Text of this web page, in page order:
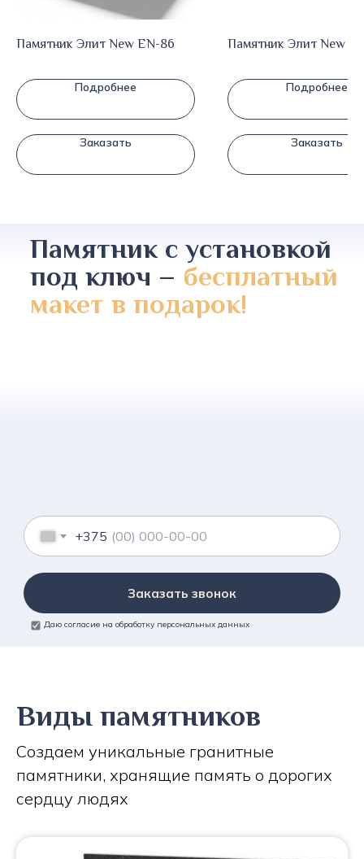
Памятник Элит New EN-86
Подробнее
Заказать
Памятник Элит New
Подробнее
Заказать
Памятник с установкой
под ключ – бесплатный
макет в подарок!
+375
Заказать звонок
Даю согласие на обработку персональных данных
Виды памятников
Создаем уникальные гранитные
памятники, хранящие память о дорогих
сердцу людях